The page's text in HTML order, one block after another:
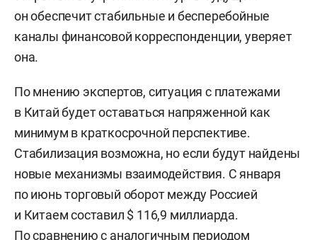
он обеспечит стабильные и бесперебойные
каналы финансовой корреспонденции, уверяет
она.
По мнению экспертов, ситуация с платежами
в Китай будет оставаться напряженной как
минимум в краткосрочной перспективе.
Стабилизация возможна, но если будут найдены
новые механизмы взаимодействия. С января
по июнь торговый оборот между Россией
и Китаем составил $ 116,9 миллиарда.
По сравнению с аналогичным периодом